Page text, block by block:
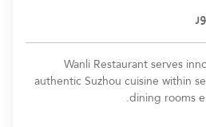
Wanli Restaurant serves
authentic Suzhou cuisine within
dining rooms